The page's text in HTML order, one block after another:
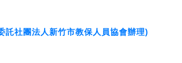
託社團法人新竹市教保人員協會辦理)